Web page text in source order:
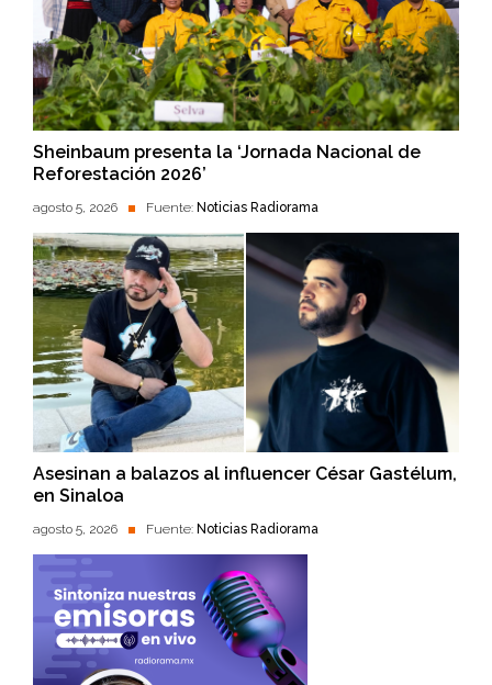
Sheinbaum presenta la ‘Jornada Nacional de
Reforestación 2026’
agosto 5, 2026 Fuente: Noticias Radiorama
Asesinan a balazos al influencer César Gastélum,
en Sinaloa
agosto 5, 2026 Fuente: Noticias Radiorama